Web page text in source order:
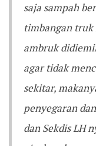
saja sampah
timbangan truk
ambruk
agar tidak
sekitar,
penyegaran
dan Sekdis LH